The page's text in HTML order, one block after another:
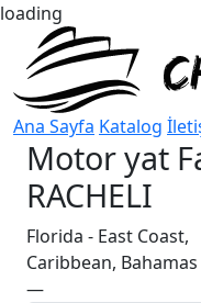
loading
Ana Sayfa Katalog
Motor yat
RACHELI
Florida - East Coast,
Caribbean, Bahamas
—